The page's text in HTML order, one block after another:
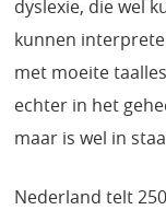
dyslexie, die wel
kunnen
met moeite
echter in het
maar is wel in
Nederland telt